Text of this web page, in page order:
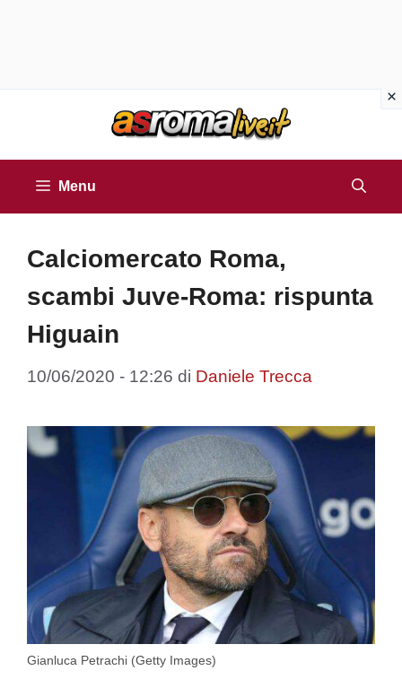
Menu
Calciomercato Roma,
scambi Juve-Roma: rispunta
Higuain
10/06/2020 - 12:26 di Daniele Trecca
Gianluca Petrachi (Getty Images)